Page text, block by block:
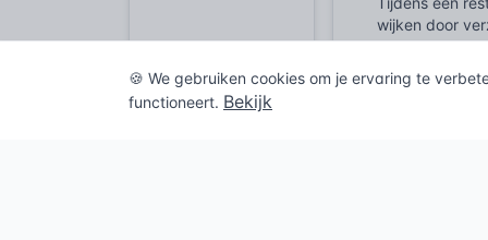
wijken door
baander en
eikenhout
het lood stond
een
🍪 We gebruiken cookies om je ervaring te
functioneert. Bekijk